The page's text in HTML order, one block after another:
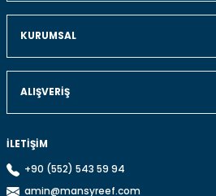
Ürün resmi kalitesiz, bozuk veya
Ürün açıklamasında eksik bilgiler
Ürün bilgilerinde hatalar bulunuyor.
Bu ürüne benzer farklı alternatifler
KURUMSAL
ALIŞVERIŞ
İLETİŞİM
+90 (552) 543 59 94
amin@mansyreef.com